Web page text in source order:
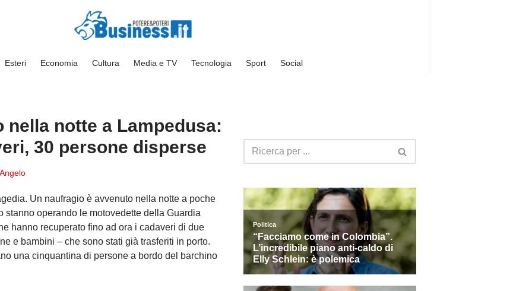
Esteri Economia Cultura Media e TV Tecnologia Sport Social
nella notte a Lampedusa:
30 persone disperse
Angelo
Un naufragio è avvenuto nella notte a poche
stanno operando le motovedette della Guardia
hanno recuperato fino ad ora i cadaveri di due
e bambini – che sono stati già trasferiti in porto.
una cinquantina di persone a bordo del barchino